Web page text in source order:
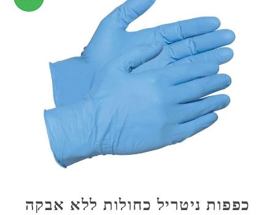
כפפות ניטריל כחולות ללא אבקה